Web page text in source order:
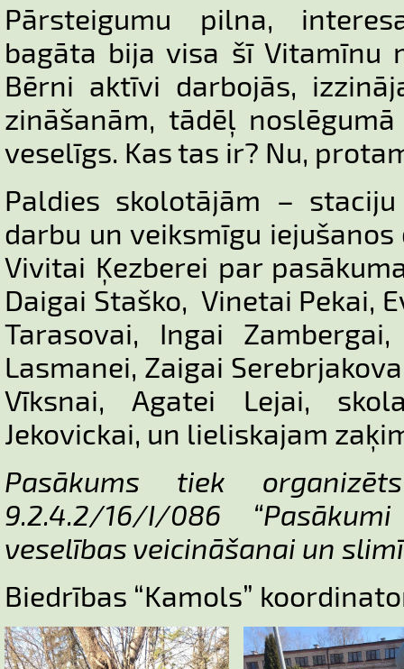
Pārsteigumu pilna,
bagāta bija visa šī Vitamīnu
Bērni aktīvi darbojās,
zināšanām, tādēļ
veselīgs. Kas tas ir? Nu,
Paldies skolotājām –
darbu un veiksmīgu
Vivitai Ķezberei par
Daigai Staško, Vinetai Pekai,
Tarasovai, Ingai
Lasmanei, Zaigai
Vīksnai, Agatei Lejai,
Jekovickai, un lieliskajam
Pasākums tiek
9.2.4.2/16/I/086
veselības veicināšanai un
Biedrības “Kamols”